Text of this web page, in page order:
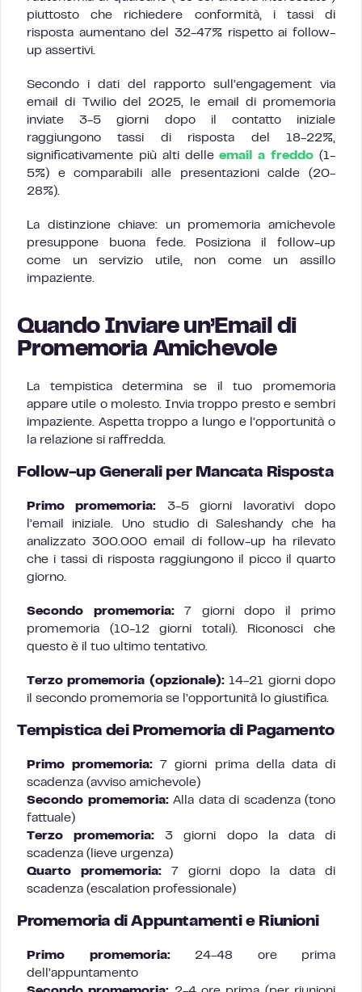
piuttosto che richiedere conformità, i tassi di
risposta aumentano del 32-47% rispetto ai follow-
up assertivi.
Secondo i dati del rapporto sull’engagement via
email di Twilio del 2025, le email di promemoria
inviate 3-5 giorni dopo il contatto iniziale
raggiungono tassi di risposta del 18-22%,
significativamente più alti delleemail a freddo (1-
5%) e comparabili alle presentazioni calde (20-
28%).
La distinzione chiave: un promemoria amichevole
presuppone buona fede. Posiziona il follow-up
come un servizio utile, non come un assillo
impaziente.
Quando Inviare un’Email di
Promemoria Amichevole
La tempistica determina se il tuo promemoria
appare utile o molesto. Invia troppo presto e sembri
impaziente. Aspetta troppo a lungo e l’opportunità o
la relazione si raffredda.
Follow-up Generali per Mancata Risposta
Primo promemoria: 3-5 giorni lavorativi dopo
l’email iniziale. Uno studio di Saleshandy che ha
analizzato 300.000 email di follow-up ha rilevato
che i tassi di risposta raggiungono il picco il quarto
giorno.
Secondo promemoria:7 giorni dopo il primo
promemoria (10-12 giorni totali). Riconosci che
questo è il tuo ultimo tentativo.
Terzo promemoria (opzionale):14-21 giorni dopo
il secondo promemoria se l’opportunità lo giustifica.
Tempistica dei Promemoria di Pagamento
Primo promemoria: 7 giorni prima della data di
scadenza (avviso amichevole)
Secondo promemoria:Alla data di scadenza (tono
fattuale)
Terzo promemoria: 3 giorni dopo la data di
scadenza (lieve urgenza)
Quarto promemoria:7 giorni dopo la data di
scadenza (escalation professionale)
Promemoria di Appuntamenti e Riunioni
Primo promemoria:24-48 ore prima
dell’appuntamento